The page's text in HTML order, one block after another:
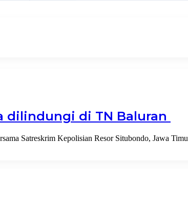
dilindungi di TN Baluran
Satreskrim Kepolisian Resor Situbondo, Jawa